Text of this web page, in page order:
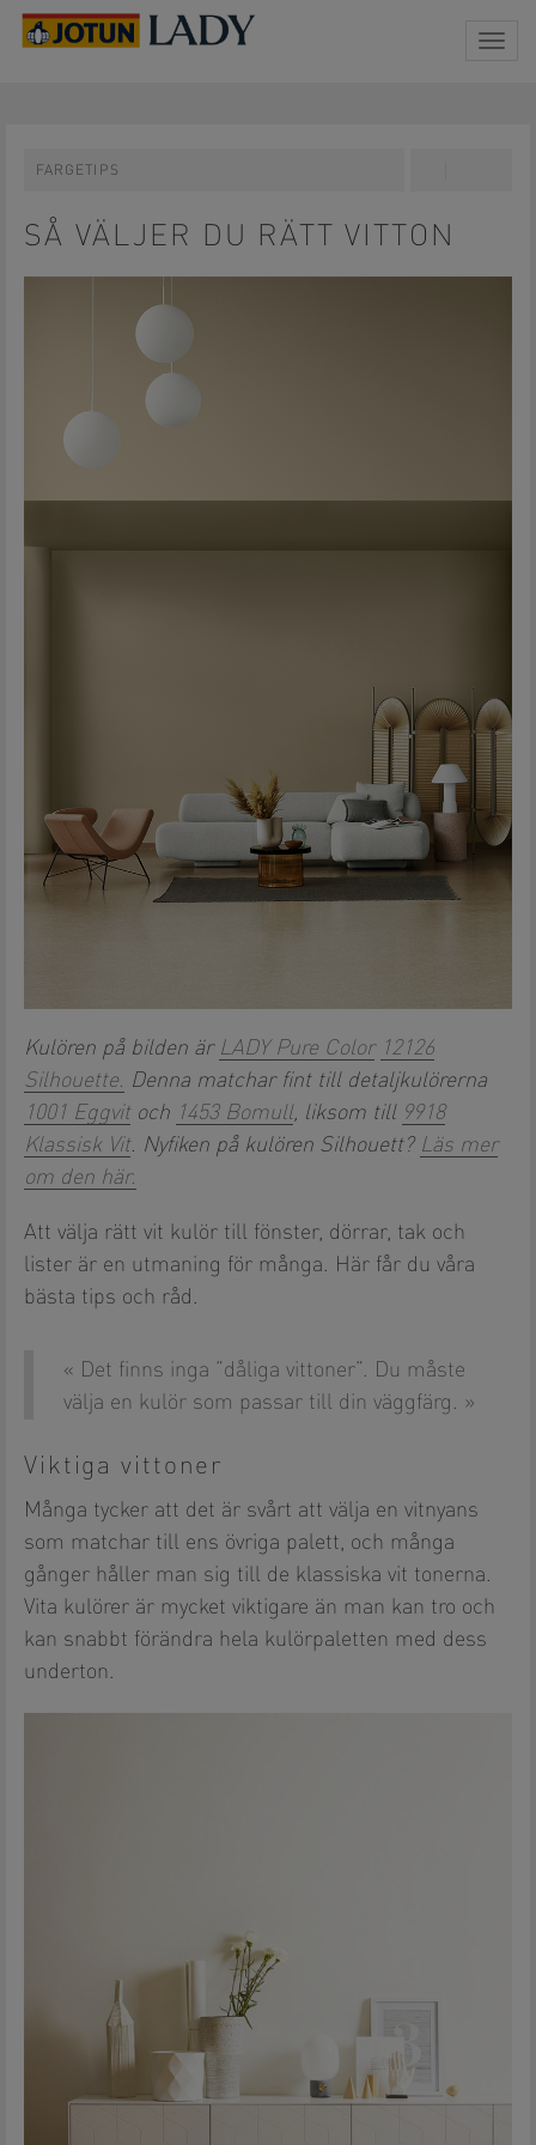
FARGETIPS
Facebook
SÅ VÄLJER DU RÄTT VITTON
Kulören på bilden är LADY Pure Color 12126
Silhouette.
Denna matchar fint till detaljkulörerna
1001 Eggvitoch 1453 Bomull , liksom till 9918
Klassisk Vit. Nyfiken på kulören Silhouett? Läs mer
om den här.
Att välja rätt vit kulör till fönster, dörrar, tak och
lister är en utmaning för många. Här får du våra
bästa tips och råd.
Det finns inga ”dåliga vittoner”. Du måste
välja en kulör som passar till din väggfärg.
Viktiga vittoner
Många tycker att det är svårt att välja en vitnyans
som matchar till ens övriga palett, och många
gånger håller man sig till de klassiska vit tonerna.
Vita kulörer är mycket viktigare än man kan tro och
kan snabbt förändra hela kulörpaletten med dess
underton.